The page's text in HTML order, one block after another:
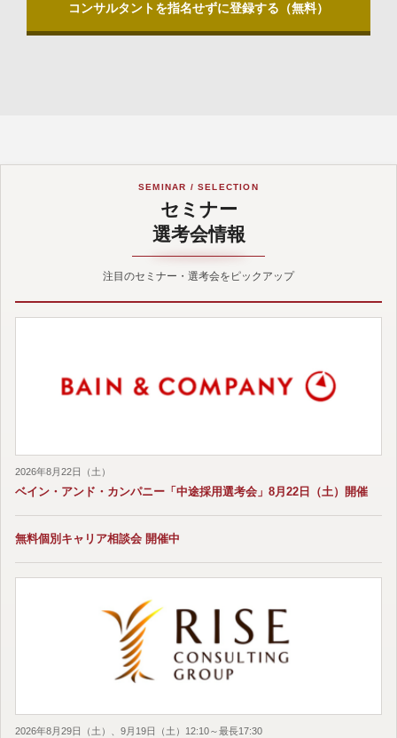
コンサルタントを指名せずに登録する（無料）
SEMINAR / SELECTION
セミナー
選考会情報
注目のセミナー・選考会をピックアップ
2026年8月22日（土）
ベイン・アンド・カンパニー「中途採用選考会」8月22日（土）開催
無料個別キャリア相談会 開催中
2026年8月29日（土）、9月19日（土）12:10～最長17:30